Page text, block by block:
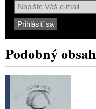
Podobný obsah